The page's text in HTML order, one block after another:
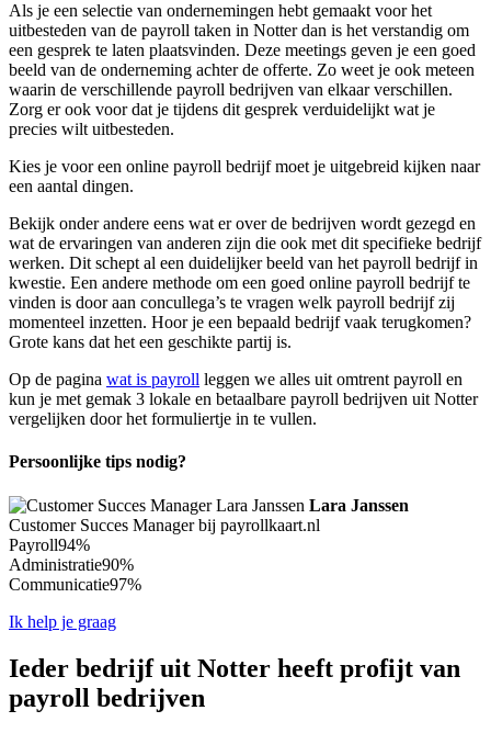
Als je een selectie van ondernemingen hebt gemaakt voor het
uitbesteden van de payroll taken in Notter dan is het verstandig om
een gesprek te laten plaatsvinden. Deze meetings geven je een goed
beeld van de onderneming achter de offerte. Zo weet je ook meteen
waarin de verschillende payroll bedrijven van elkaar verschillen.
Zorg er ook voor dat je tijdens dit gesprek verduidelijkt wat je
precies wilt uitbesteden.
Kies je voor een online payroll bedrijf moet je uitgebreid kijken naar
een aantal dingen.
Bekijk onder andere eens wat er over de bedrijven wordt gezegd en
wat de ervaringen van anderen zijn die ook met dit specifieke bedrijf
werken. Dit schept al een duidelijker beeld van het payroll bedrijf in
kwestie. Een andere methode om een goed online payroll bedrijf te
vinden is door aan concullega’s te vragen welk payroll bedrijf zij
momenteel inzetten. Hoor je een bepaald bedrijf vaak terugkomen?
Grote kans dat het een geschikte partij is.
Op de pagina wat is payroll leggen we alles uit omtrent payroll en
kun je met gemak 3 lokale en betaalbare payroll bedrijven uit Notter
vergelijken door het formuliertje in te vullen.
Persoonlijke tips nodig?
Lara Janssen
Customer Succes Manager bij payrollkaart.nl
Payroll94%
Administratie90%
Communicatie97%
Ik help je graag
Ieder bedrijf uit Notter heeft profijt van
payroll bedrijven